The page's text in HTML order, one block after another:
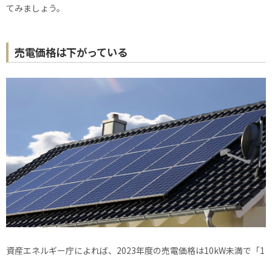
てみましょう。
売電価格は下がっている
資産エネルギー庁によれば、2023年度の売電価格は10kW未満で「1